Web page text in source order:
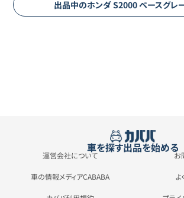
出品中のホンダS2000ベースグレ
車を探す出品を始める
運営会社について お
車の情報メディアCABABA よ